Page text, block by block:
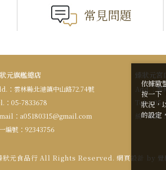
常見問題
元旗艦總店
： 雲林縣北港鎮中山路72.74號
： 05-7833678
： a05180315@gmail.com
編號： 92343756
臻狀元宮
Add.：雲
Tel.：05-
統一編號：
元食品行 All Rights Reserved. 網頁設計 by 覺
依據歐
按一下
狀況，
的設定